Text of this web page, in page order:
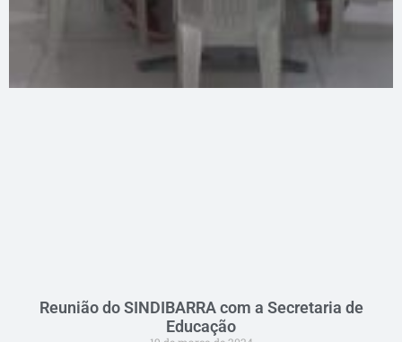
Reunião do SINDIBARRA com a Secretaria de
Educação